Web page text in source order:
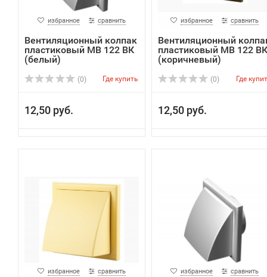
избранное сравнить
Вентиляционный колпак
пластиковый МВ 122 ВК
(белый)
(0) Где купить
12,50 руб.
избранное сравнить
Вентиляционный
пластиковый МВ 122 ВК
(коричневый)
(0) Где
12,50 руб.
избранное сравнить избранное сравнить